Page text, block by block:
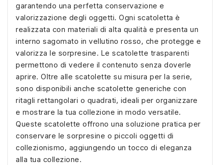
garantendo una perfetta conservazione e
valorizzazione degli oggetti. Ogni scatoletta è
realizzata con materiali di alta qualità e presenta un
interno sagomato in vellutino rosso, che protegge e
valorizza le sorpresine. Le scatolette trasparenti
permettono di vedere il contenuto senza doverle
aprire. Oltre alle scatolette su misura per la serie,
sono disponibili anche scatolette generiche con
ritagli rettangolari o quadrati, ideali per organizzare
e mostrare la tua collezione in modo versatile.
Queste scatolette offrono una soluzione pratica per
conservare le sorpresine o piccoli oggetti di
collezionismo, aggiungendo un tocco di eleganza
alla tua collezione.